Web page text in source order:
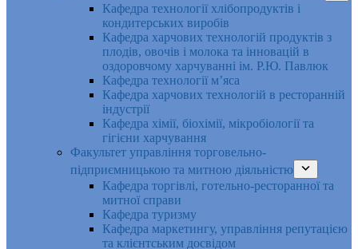
Кафедра технології хлібопродуктів і
кондитерських виробів
Кафедра харчових технологій продуктів з
плодів, овочів і молока та інновацій в
оздоровчому харчуванні ім. Р.Ю. Павлюк
Кафедра технології м’яса
Кафедра харчових технологій в ресторанній
індустрії
Кафедра хімії, біохімії, мікробіології та
гігієни харчування
Факультет управління торговельно-
підприємницькою та митною діяльністю
Кафедра торгівлі, готельно-ресторанної та
митної справи
Кафедра туризму
Кафедра маркетингу, управління репутацією
та клієнтським досвідом